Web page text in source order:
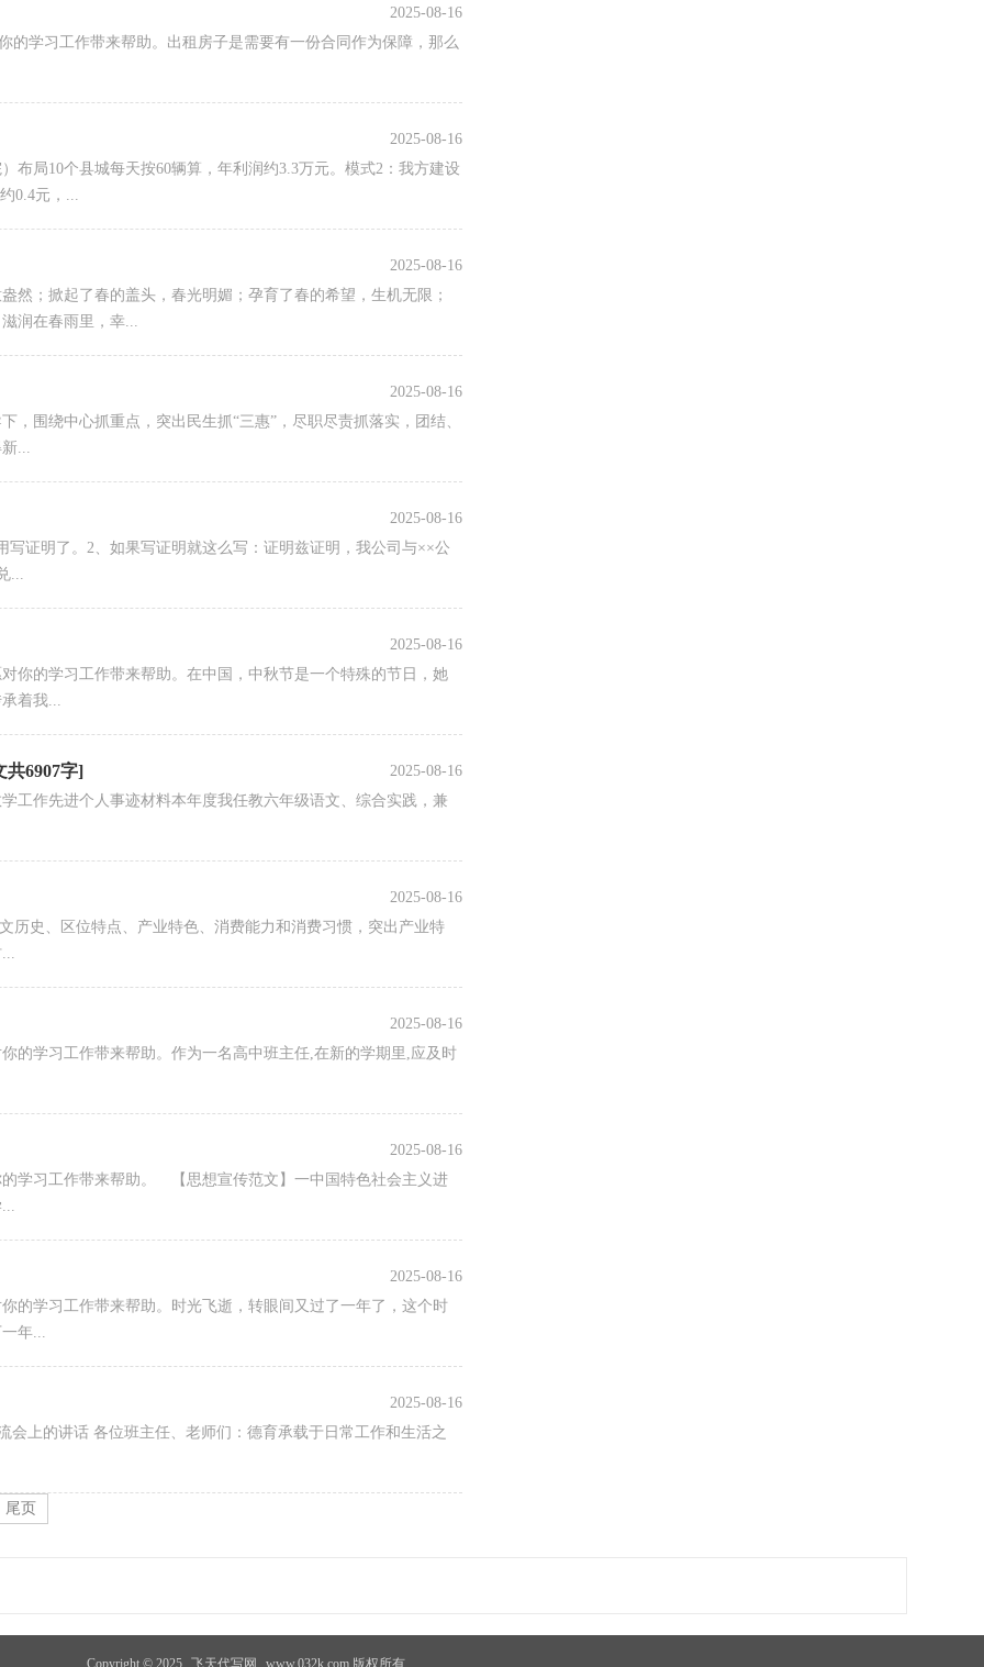
2025-08-16
学习工作带来帮助。出租房子是需要有一份合同作为保障，那么
2025-08-16
布局10个县城每天按60辆算，年利润约3.3万元。模式2：我方建设
0.4元，...
2025-08-16
然；掀起了春的盖头，春光明媚；孕育了春的希望，生机无限；
润在春雨里，幸...
2025-08-16
围绕中心抓重点，突出民生抓“三惠”，尽职尽责抓落实，团结、
...
2025-08-16
证明了。2、如果写证明就这么写：证明兹证明，我公司与××公
...
2025-08-16
你的学习工作带来帮助。在中国，中秋节是一个特殊的节日，她
着我...
共6907字]
2025-08-16
工作先进个人事迹材料本年度我任教六年级语文、综合实践，兼
2025-08-16
历史、区位特点、产业特色、消费能力和消费习惯，突出产业特
2025-08-16
的学习工作带来帮助。作为一名高中班主任,在新的学期里,应及时
2025-08-16
学习工作带来帮助。 【思想宣传范文】一中国特色社会主义进
2025-08-16
的学习工作带来帮助。时光飞逝，转眼间又过了一年了，这个时
年...
2025-08-16
上的讲话 各位班主任、老师们：德育承载于日常工作和生活之
尾页
Copyright © 2025 飞天代写网 www.032k.com 版权所有